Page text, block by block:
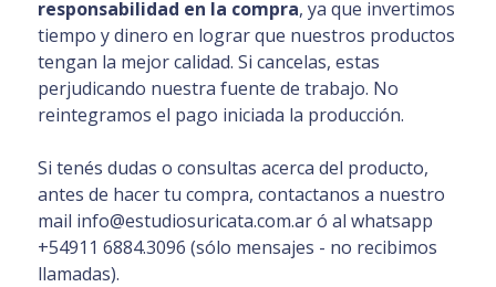
responsabilidad en la compra, ya que invertimos
tiempo y dinero en lograr que nuestros productos
tengan la mejor calidad. Si cancelas, estas
perjudicando nuestra fuente de trabajo. No
reintegramos el pago iniciada la producción.
Si tenés dudas o consultas acerca del producto,
antes de hacer tu compra, contactanos a nuestro
mail info@estudiosuricata.com.ar ó al whatsapp
+54911 6884.3096 (sólo mensajes - no recibimos
llamadas).